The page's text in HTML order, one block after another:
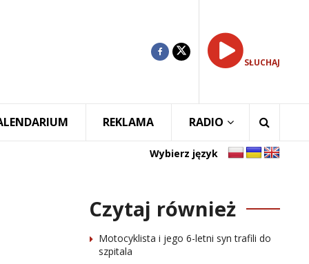
SŁUCHAJ
REKLAMA RADIO
Wybierz język
Czytaj również
Motocyklista i jego 6-letni syn trafili do
szpitala